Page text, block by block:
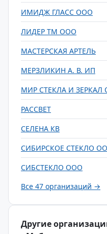
ИМИДЖ ГЛАСС ООО
ЛИДЕР ТМ ООО
МАСТЕРСКАЯ АРТЕЛЬ
МЕРЗЛИКИН А. В. ИП
МИР СТЕКЛА И ЗЕРКАЛ
РАССВЕТ
СЕЛЕНА КВ
СИБИРСКОЕ СТЕКЛО
СИБСТЕКЛО ООО
Все 47 организаций →
Другие